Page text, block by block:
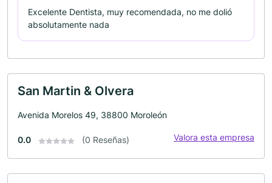
Excelente Dentista, muy recomendada, no me dolió
absolutamente nada
San Martin & Olvera
Avenida Morelos 49, 38800 Moroleón
0.0 (0 Reseñas) Valora esta empresa